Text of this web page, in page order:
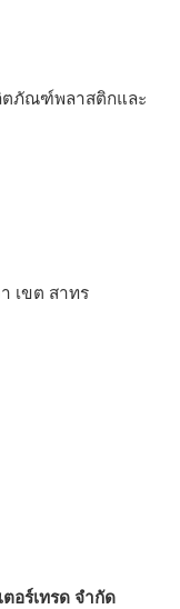
ตภัณฑ์พลาสติกและ
เขต สาทร
อร์เทรด จำกัด